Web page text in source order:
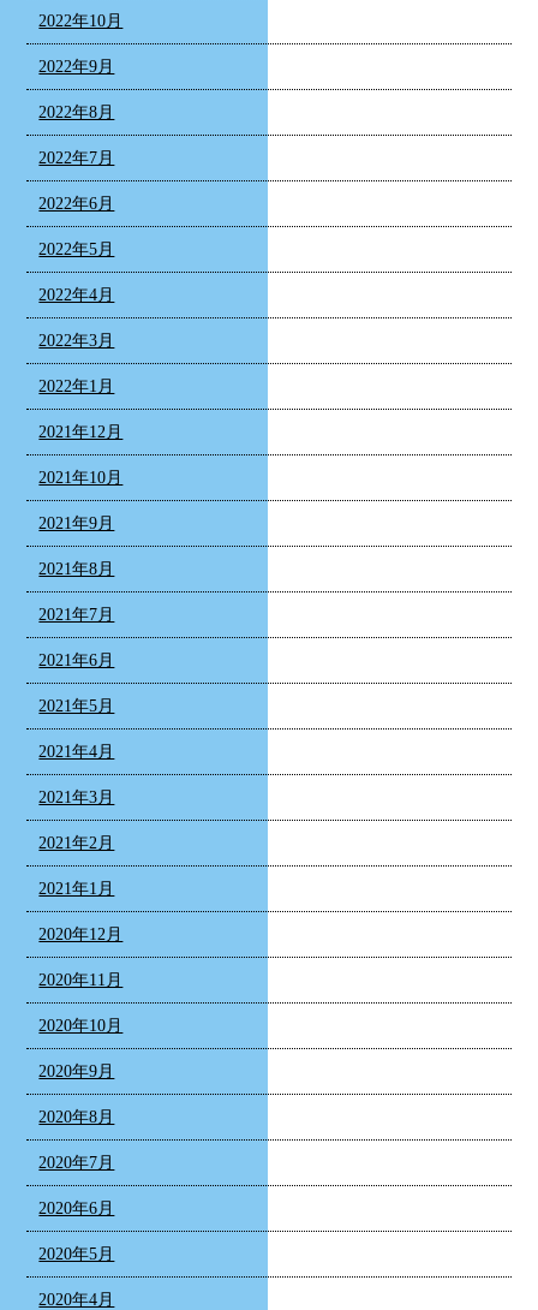
2022年10月
2022年9月
2022年8月
2022年7月
2022年6月
2022年5月
2022年4月
2022年3月
2022年1月
2021年12月
2021年10月
2021年9月
2021年8月
2021年7月
2021年6月
2021年5月
2021年4月
2021年3月
2021年2月
2021年1月
2020年12月
2020年11月
2020年10月
2020年9月
2020年8月
2020年7月
2020年6月
2020年5月
2020年4月